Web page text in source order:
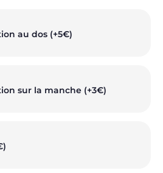
au dos (+5€)
sur la manche (+3€)